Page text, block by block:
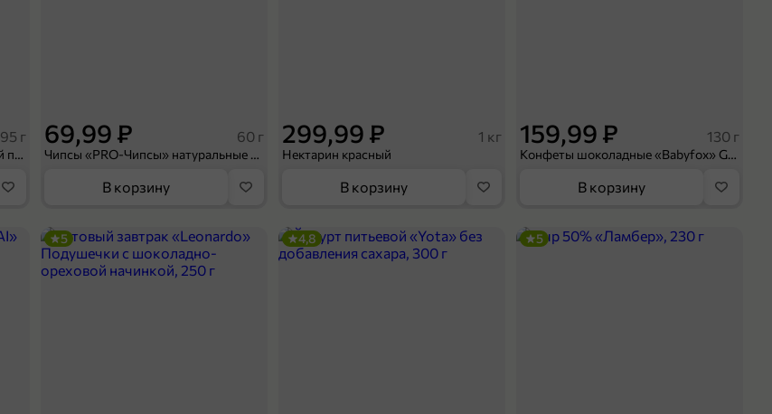
95 г
Мороженое «Medino» ванильный пломбир в рожке, 95 г
69,99 ₽ 60 г
Чипсы «PRO-Чипсы» натуральные картофельные со вкусом краба, 60 г
В корзину
299,99 ₽ 1 кг
Нектарин красный
В корзину
159,99 ₽ 130 г
Конфеты шоколадные «Babyfox» Galaxy sphere с фундуком, 130 г
В корзину
5 4,8 5